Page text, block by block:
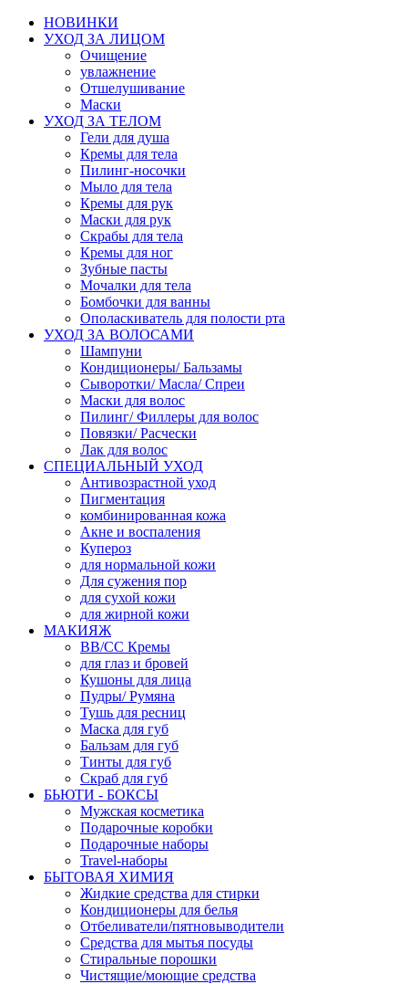
НОВИНКИ
УХОД ЗА ЛИЦОМ
Очищение
увлажнение
Отшелушивание
Маски
УХОД ЗА ТЕЛОМ
Гели для душа
Кремы для тела
Пилинг-носочки
Мыло для тела
Кремы для рук
Маски для рук
Скрабы для тела
Кремы для ног
Зубные пасты
Мочалки для тела
Бомбочки для ванны
Ополаскиватель для полости рта
УХОД ЗА ВОЛОСАМИ
Шампуни
Кондиционеры/ Бальзамы
Сыворотки/ Масла/ Спреи
Маски для волос
Пилинг/ Филлеры для волос
Повязки/ Расчески
Лак для волос
СПЕЦИАЛЬНЫЙ УХОД
Антивозрастной уход
Пигментация
комбинированная кожа
Акне и воспаления
Купероз
для нормальной кожи
Для сужения пор
для сухой кожи
для жирной кожи
МАКИЯЖ
ВВ/СС Кремы
для глаз и бровей
Кушоны для лица
Пудры/ Румяна
Тушь для ресниц
Маска для губ
Бальзам для губ
Тинты для губ
Скраб для губ
БЬЮТИ - БОКСЫ
Мужская косметика
Подарочные коробки
Подарочные наборы
Travel-наборы
БЫТОВАЯ ХИМИЯ
Жидкие средства для стирки
Кондиционеры для белья
Отбеливатели/пятновыводители
Средства для мытья посуды
Стиральные порошки
Чистящие/моющие средства